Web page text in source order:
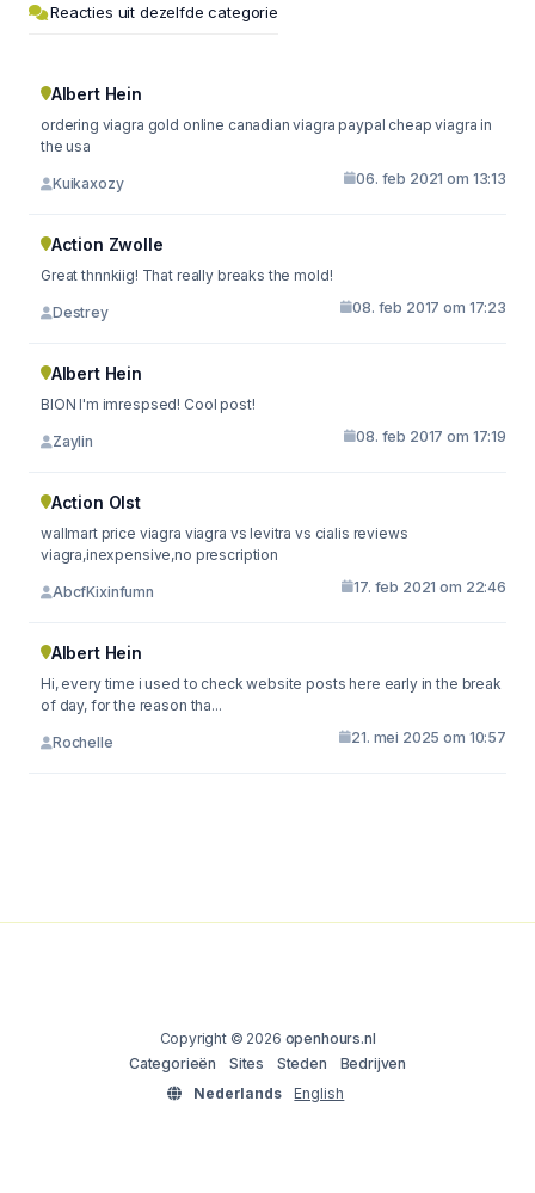
Reacties uit dezelfde categorie
Albert Hein
ordering viagra gold online canadian viagra paypal cheap viagra in
the usa
Kuikaxozy 06. feb 2021 om 13:13
Action Zwolle
Great thnnkiig! That really breaks the mold!
Destrey 08. feb 2017 om 17:23
Albert Hein
BION I'm imrespsed! Cool post!
Zaylin 08. feb 2017 om 17:19
Action Olst
wallmart price viagra viagra vs levitra vs cialis reviews
viagra,inexpensive,no prescription
AbcfKixinfumn 17. feb 2021 om 22:46
Albert Hein
Hi, every time i used to check website posts here early in the break
of day, for the reason tha...
Rochelle 21. mei 2025 om 10:57
Copyright © 2026 openhours.nl
Categorieën
Sites Steden
Bedrijven
Nederlands
English